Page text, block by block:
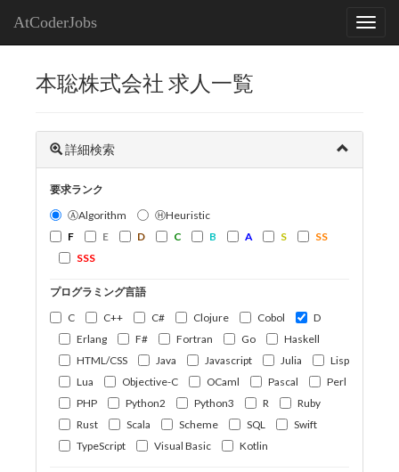
AtCoderJobs
本聡株式会社 求人一覧
詳細検索
要求ランク
ⒶAlgorithm
ⒽHeuristic
F
E D C B A S
SS
SSS
プログラミング言語
C
C++ C# Clojure Cobol
D
Erlang
F# Fortran Go
Haskell
HTML/CSS
Java Javascript Julia
Lisp
Lua
Objective-C OCaml Pascal
Perl
PHP
Python2 Python3 R
Ruby
Rust
Scala Scheme SQL
Swift
TypeScript
Visual Basic Kotlin